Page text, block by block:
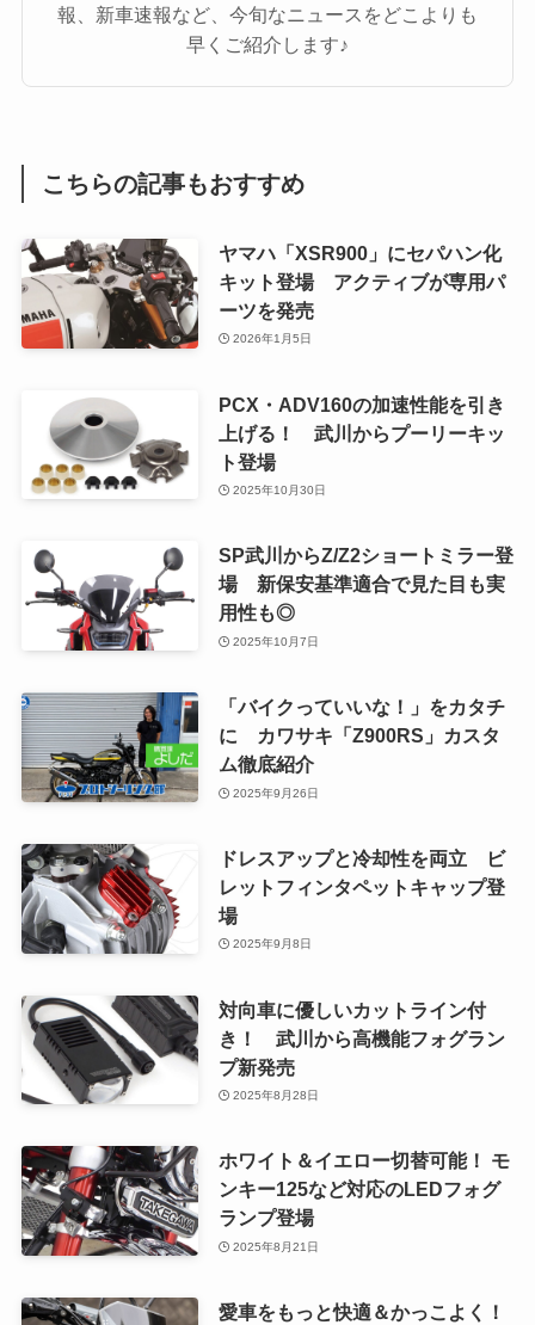
報、新車速報など、今旬なニュースをどこよりも
早くご紹介します♪
こちらの記事もおすすめ
ヤマハ「XSR900」にセパハン化
キット登場 アクティブが専用パ
ーツを発売
2026年1月5日
PCX・ADV160の加速性能を引き
上げる！ 武川からプーリーキッ
ト登場
2025年10月30日
SP武川からZ/Z2ショートミラー登
場 新保安基準適合で見た目も実
用性も◎
2025年10月7日
「バイクっていいな！」をカタチ
に カワサキ「Z900RS」カスタ
ム徹底紹介
2025年9月26日
ドレスアップと冷却性を両立 ビ
レットフィンタペットキャップ登
場
2025年9月8日
対向車に優しいカットライン付
き！ 武川から高機能フォグラン
プ新発売
2025年8月28日
ホワイト＆イエロー切替可能！ モ
ンキー125など対応のLEDフォグ
ランプ登場
2025年8月21日
愛車をもっと快適＆かっこよく！